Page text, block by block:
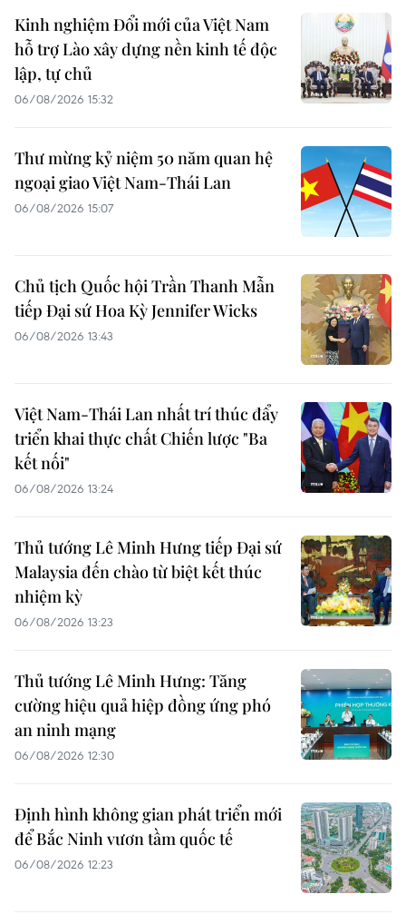
Kinh nghiệm Đổi mới của Việt Nam
hỗ trợ Lào xây dựng nền kinh tế độc
lập, tự chủ
06/08/2026 15:32
Thư mừng kỷ niệm 50 năm quan hệ
ngoại giao Việt Nam-Thái Lan
06/08/2026 15:07
Chủ tịch Quốc hội Trần Thanh Mẫn
tiếp Đại sứ Hoa Kỳ Jennifer Wicks
06/08/2026 13:43
Việt Nam-Thái Lan nhất trí thúc đẩy
triển khai thực chất Chiến lược "Ba
kết nối"
06/08/2026 13:24
Thủ tướng Lê Minh Hưng tiếp Đại sứ
Malaysia đến chào từ biệt kết thúc
nhiệm kỳ
06/08/2026 13:23
Thủ tướng Lê Minh Hưng: Tăng
cường hiệu quả hiệp đồng ứng phó
an ninh mạng
06/08/2026 12:30
Định hình không gian phát triển mới
để Bắc Ninh vươn tầm quốc tế
06/08/2026 12:23